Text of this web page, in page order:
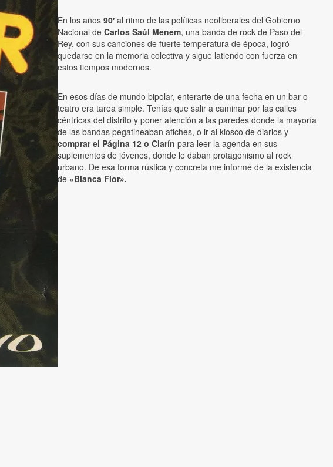
En los años 90′ al ritmo de las políticas neoliberales del Gobierno
Nacional de Carlos Saúl Menem, una banda de rock de Paso del
Rey, con sus canciones de fuerte temperatura de época, logró
quedarse en la memoria colectiva y sigue latiendo con fuerza en
estos tiempos modernos.
En esos días de mundo bipolar, enterarte de una fecha en un bar o
teatro era tarea simple. Tenías que salir a caminar por las calles
céntricas del distrito y poner atención a las paredes donde la mayoría
de las bandas pegatineaban afiches, o ir al kiosco de diarios y
comprar el Página 12 o Clarín para leer la agenda en sus
suplementos de jóvenes, donde le daban protagonismo al rock
urbano. De esa forma rústica y concreta me informé de la existencia
de «Blanca Flor».